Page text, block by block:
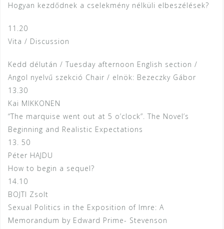
Hogyan kezdődnek a cselekmény nélküli elbeszélések?
11.20
Vita / Discussion
Kedd délután / Tuesday afternoon English section /
Angol nyelvű szekció Chair / elnök: Bezeczky Gábor
13.30
Kai MIKKONEN
“The marquise went out at 5 o’clock”. The Novel’s
Beginning and Realistic Expectations
13. 50
Péter HAJDU
How to begin a sequel?
14.10
BOJTI Zsolt
Sexual Politics in the Exposition of Imre: A
Memorandum by Edward Prime- Stevenson